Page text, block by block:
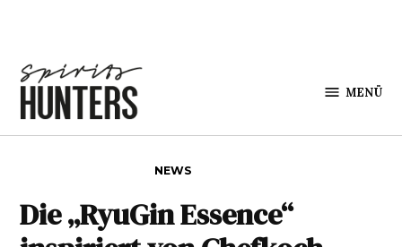
MENÜ
NEWS
Die „RyuGin Essence“